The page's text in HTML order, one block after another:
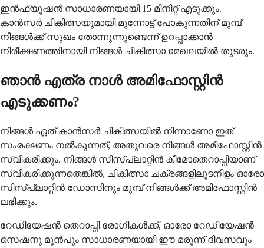
ഇൻഫ്യൂഷൻ സാധാരണയായി 15 മിനിറ്റ് എടുക്കും.
കാൻസർ ചികിത്സയുമായി മുന്നോട്ട് പോകുന്നതിന് മുമ്പ്
നിങ്ങൾക്ക് സുഖം തോന്നുന്നുണ്ടെന്ന് ഉറപ്പാക്കാൻ
നിരീക്ഷണത്തിനായി നിങ്ങൾ ചികിത്സാ മേഖലയിൽ തുടരും.
ഞാൻ എത്ര നാൾ അമിഫോസ്റ്റിൻ
എടുക്കണം?
നിങ്ങൾ ഏത് കാൻസർ ചികിത്സയിൽ നിന്നാണോ ഇത്
സംരക്ഷണം നൽകുന്നത്, അതുവരെ നിങ്ങൾ അമിഫോസ്റ്റിൻ
സ്വീകരിക്കും. നിങ്ങൾ സിസ്പ്ലാറ്റിൻ കീമോതെറാപ്പിയാണ്
സ്വീകരിക്കുന്നതെങ്കിൽ, ചികിത്സാ ചക്രങ്ങളിലുടനീളം ഓരോ
സിസ്പ്ലാറ്റിൻ ഡോസിനും മുമ്പ് നിങ്ങൾക്ക് അമിഫോസ്റ്റിൻ
ലഭിക്കും.
റേഡിയേഷൻ തെറാപ്പി രോഗികൾക്ക്, ഓരോ റേഡിയേഷൻ
സെഷനു മുൻപും സാധാരണയായി ഈ മരുന്ന് ദിവസവും